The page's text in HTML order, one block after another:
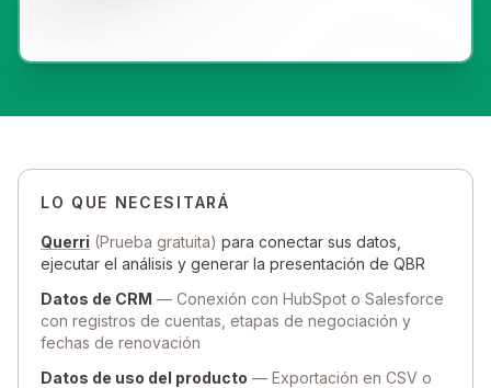
LO QUE NECESITARÁ
Querri (Prueba gratuita) para conectar sus datos,
ejecutar el análisis y generar la presentación de QBR
Datos de CRM — Conexión con HubSpot o Salesforce
con registros de cuentas, etapas de negociación y
fechas de renovación
Datos de uso del producto — Exportación en CSV o